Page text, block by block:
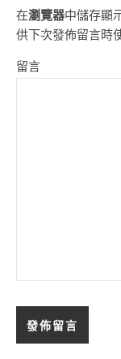
在瀏覽器中儲存顯
供下次發佈留言時
留言